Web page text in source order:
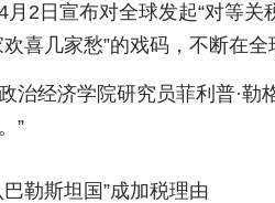
月2日宣布对全球发起“对等
欢喜几家愁”的戏码，不断在全
治经济学院研究员菲利普·勒
”
巴勒斯坦国”成加税理由